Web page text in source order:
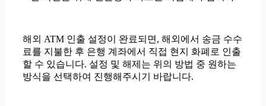
해외 ATM 인출 설정이 완료되면, 해외에서 송금 수수
료를 지불한 후 은행 계좌에서 직접 현지 화폐로 인출
할 수 있습니다. 설정 및 해제는 위의 방법 중 원하는
방식을 선택하여 진행해주시기 바랍니다.